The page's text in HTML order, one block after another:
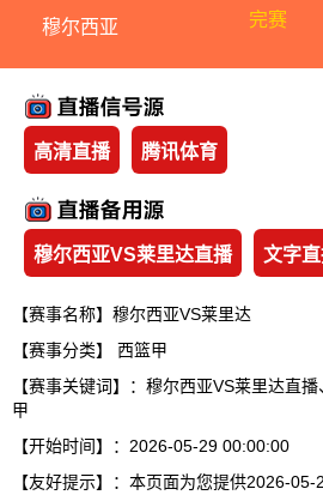
穆尔西亚 完赛
高清直播 腾讯体育
穆尔西亚VS莱里达直播 文字
【赛事名称】穆尔西亚VS莱里达
【赛事分类】 西篮甲
【赛事关键词】：穆尔西亚VS莱里达直
甲
【开始时间】：2026-05-29 00:00:00
【友好提示】：本页面为您提供2026-